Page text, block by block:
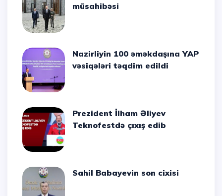
müsahibəsi
Nazirliyin 100 əməkdaşına YAP
vəsiqələri təqdim edildi
Prezident İlham Əliyev
Teknofestdə çıxış edib
Sahil Babayevin son cixisi